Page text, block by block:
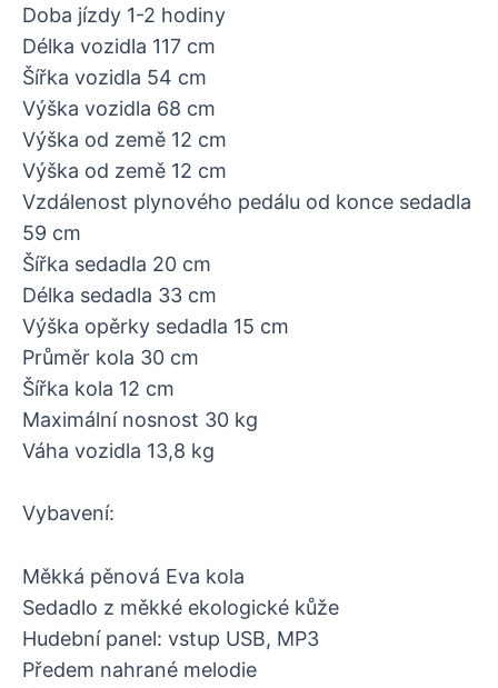
Doba jízdy 1-2 hodiny
Délka vozidla 117 cm
Šířka vozidla 54 cm
Výška vozidla 68 cm
Výška od země 12 cm
Výška od země 12 cm
Vzdálenost plynového pedálu od konce sedadla
59 cm
Šířka sedadla 20 cm
Délka sedadla 33 cm
Výška opěrky sedadla 15 cm
Průměr kola 30 cm
Šířka kola 12 cm
Maximální nosnost 30 kg
Váha vozidla 13,8 kg
Vybavení:
Měkká pěnová Eva kola
Sedadlo z měkké ekologické kůže
Hudební panel: vstup USB, MP3
Předem nahrané melodie